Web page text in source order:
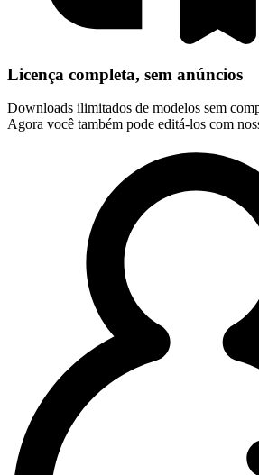
Licença completa, sem anúncios
Downloads ilimitados de modelos sem
Agora você também pode editá-los com